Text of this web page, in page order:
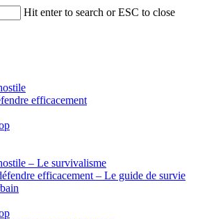
Hit enter to search or ESC to close
efficacement
– Le survivalisme
efficacement – Le guide de survie